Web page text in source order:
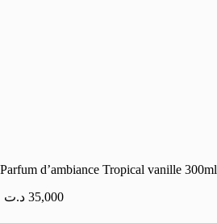
Parfum d’ambiance Tropical vanille 300ml
35,000 د.ت